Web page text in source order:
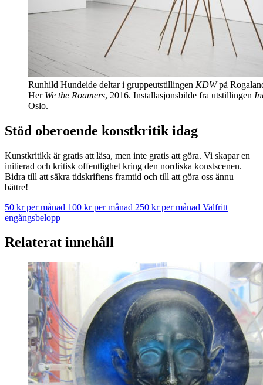
Runhild Hundeide deltar i gruppeutstillingen KDWpå
HerWe the Roamers, 2016. Installasjonsbilde fra utstillingen
Oslo.
Stöd oberoende konstkritik idag
Kunstkritikk är gratis att läsa, men inte gratis att göra. Vi skapar en
initierad och kritisk offentlighet kring den nordiska konstscenen.
Bidra till att säkra tidskriftens framtid och till att göra oss ännu
bättre!
50 kr per månad 100 kr per månad 250 kr per månad Valfritt
engångsbelopp
Relaterat innehåll